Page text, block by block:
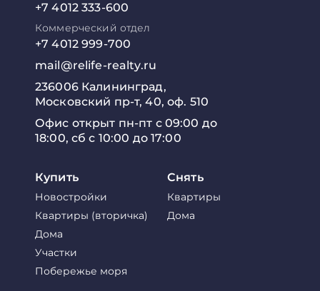
+7 4012 333-600
Коммерческий отдел
+7 4012 999-700
mail@relife-realty.ru
236006 Калининград,
Московский пр-т, 40, оф. 510
Офис открыт пн-пт с 09:00 до
18:00, сб с 10:00 до 17:00
Купить
Новостройки
Квартиры (вторичка)
Дома
Участки
Побережье моря
Снять
Квартиры
Дома